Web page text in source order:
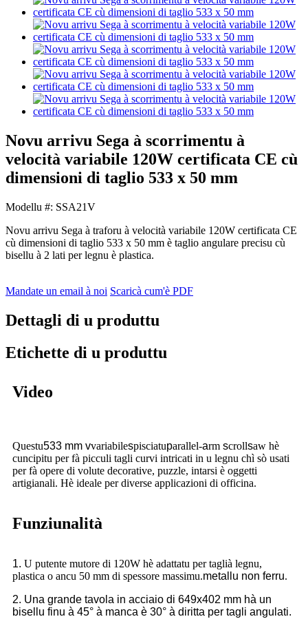
Novu arrivu Sega à scorrimentu à
velocità variabile 120W certificata CE cù
dimensioni di taglio 533 x 50 mm
Modellu #: SSA21V
Novu arrivu Sega à traforu à velocità variabile 120W certificata CE
cù dimensioni di taglio 533 x 50 mm è taglio angulare precisu cù
bisellu à 2 lati per legnu è plastica.
Mandate un email à noi Scaricà cum'è PDF
Dettagli di u produttu
Etichette di u produttu
Video
Questu533 mm vvariabilespisciatuparallel-arm scrollsaw hè
cuncipitu per fà picculi tagli curvi intricati in u legnu chì sò usati
per fà opere di volute decorative, puzzle, intarsi è oggetti
artigianali. Hè ideale per diverse applicazioni di officina.
Funziunalità
1. U putente mutore di 120W hè adattatu per taglià legnu,
plastica o ancu 50 mm di spessore massimu.metallu non ferru.
2. Una grande tavola in acciaio di 649x402 mm hà un
bisellu finu à 45° à manca è 30° à diritta per tagli angulati.